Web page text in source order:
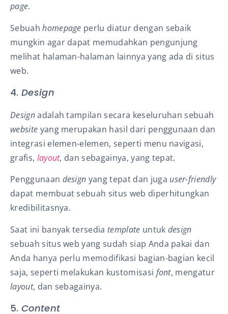
page.
Sebuahhomepage perlu diatur dengan sebaik
mungkin agar dapat memudahkan pengunjung
melihat halaman-halaman lainnya yang ada di situs
web.
4. Design
Designadalah tampilan secara keseluruhan sebuah
website yang merupakan hasil dari penggunaan dan
integrasi elemen-elemen, seperti menu navigasi,
grafis, layout, dan sebagainya, yang tepat.
Penggunaan design yang tepat dan juga user-friendly
dapat membuat sebuah situs web diperhitungkan
kredibilitasnya.
Saat ini banyak tersedia template untuk design
sebuah situs web yang sudah siap Anda pakai dan
Anda hanya perlu memodifikasi bagian-bagian kecil
saja, seperti melakukan kustomisasi font, mengatur
layout, dan sebagainya.
5. Content